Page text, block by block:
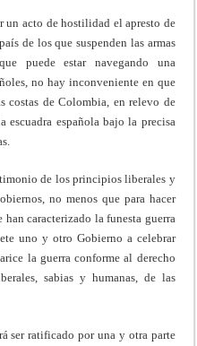
un acto de hostilidad el apresto de
de los que suspenden las armas
puede estar navegando una
no hay inconveniente en que
costas de Colombia, en relevo de
española bajo la precisa
de los principios liberales y
no menos que para hacer
caracterizado la funesta guerra
uno y otro Gobierno a celebrar
la guerra conforme al derecho
sabias y humanas, de las
ser ratificado por una y otra parte